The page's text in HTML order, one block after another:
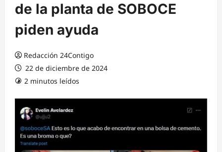
de la planta de SOBOCE
piden ayuda
Redacción 24Contigo
22 de diciembre de 2024
2 minutos leídos